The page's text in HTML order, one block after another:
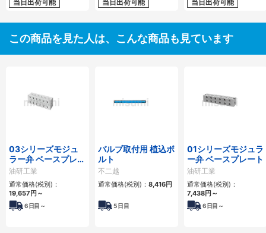
当日出荷可能 当日出荷可能 当日出荷可能
この商品を見た人は、こんな商品も見ています
03シリーズモジュ
ラー弁 ベースプレー
ト
油研工業
通常価格(税別)：
19,657円～
6日目～
バルブ取付用 植込ボ
ルト
不二越
通常価格(税別)： 8,416円
5日目
01シリーズモジュラ
ー弁 ベースプレート
油研工業
通常価格(税別)：
7,438円～
6日目～